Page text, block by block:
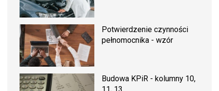
Potwierdzenie czynności
pełnomocnika - wzór
Budowa KPiR - kolumny 10,